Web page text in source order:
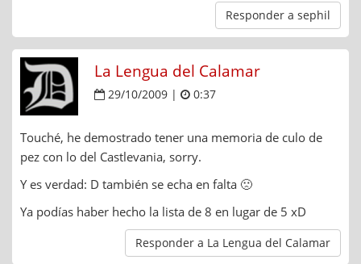
Responder a sephil
La Lengua del Calamar
29/10/2009 | 0:37
Touché, he demostrado tener una memoria de culo de
pez con lo del Castlevania, sorry.
Y es verdad: D también se echa en falta 🙁
Ya podías haber hecho la lista de 8 en lugar de 5 xD
Responder a La Lengua del Calamar